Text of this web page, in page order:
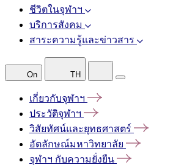
ชีวิตในจุฬาฯ
บริการสังคม
สาระความรู้และข่าวสาร
On TH
เกี่ยวกับจุฬาฯ
ประวัติจุฬาฯ
วิสัยทัศน์และยุทธศาสตร์
อัตลักษณ์มหาวิทยาลัย
จุฬาฯ กับความยั่งยืน